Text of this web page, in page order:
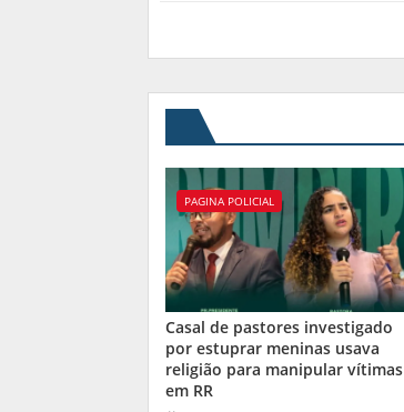
PAGINA POLICIAL
Casal de pastores investigado
por estuprar meninas usava
religião para manipular vítimas
em RR